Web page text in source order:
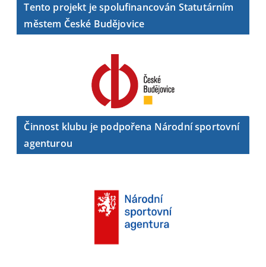
Tento projekt je spolufinancován Statutárním
městem České Budějovice
Činnost klubu je podpořena Národní sportovní
agenturou